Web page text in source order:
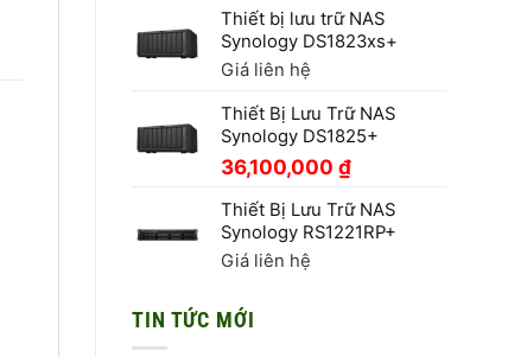
Thiết bị lưu trữ NAS
Synology DS1823xs+
Giá liên hệ
Thiết Bị Lưu Trữ NAS
Synology DS1825+
36,100,000 ₫
Thiết Bị Lưu Trữ NAS
Synology RS1221RP+
Giá liên hệ
TIN TỨC MỚI